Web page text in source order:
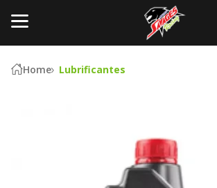
Home Lubrificantes